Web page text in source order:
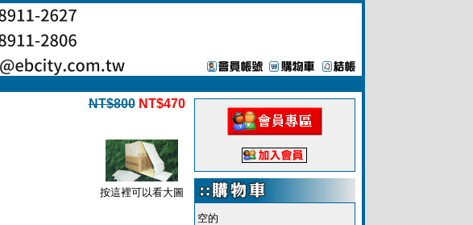
NT$800 NT$470
按這裡可以看大圖
空的